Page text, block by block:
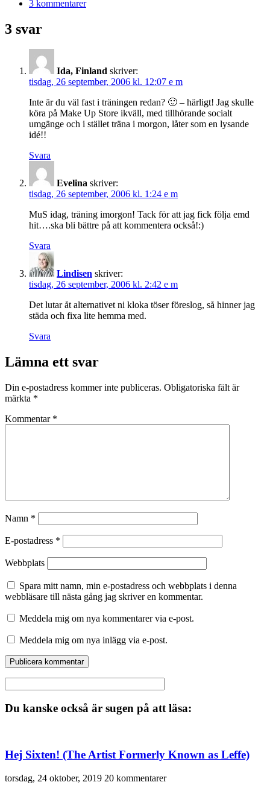
3 kommentarer
3 svar
Ida, Finland skriver:
tisdag, 26 september, 2006 kl. 12:07 e m
Inte är du väl fast i träningen redan? 🙂 – härligt! Jag skulle
köra på Make Up Store ikväll, med tillhörande socialt
umgänge och i stället träna i morgon, låter som en lysande
idé!!
Svara
Evelina skriver:
tisdag, 26 september, 2006 kl. 1:24 e m
MuS idag, träning imorgon! Tack för att jag fick följa emd
hit….ska bli bättre på att kommentera också!:)
Svara
Lindisen skriver:
tisdag, 26 september, 2006 kl. 2:42 e m
Det lutar åt alternativet ni kloka töser föreslog, så hinner jag
städa och fixa lite hemma med.
Svara
Lämna ett svar
Din e-postadress kommer inte publiceras. Obligatoriska fält är
märkta *
Kommentar *
Namn *
E-postadress *
Webbplats
Spara mitt namn, min e-postadress och webbplats i denna
webbläsare till nästa gång jag skriver en kommentar.
Meddela mig om nya kommentarer via e-post.
Meddela mig om nya inlägg via e-post.
Du kanske också är sugen på att läsa:
Hej Sixten! (The Artist Formerly Known as Leffe)
torsdag, 24 oktober, 2019 20 kommentarer